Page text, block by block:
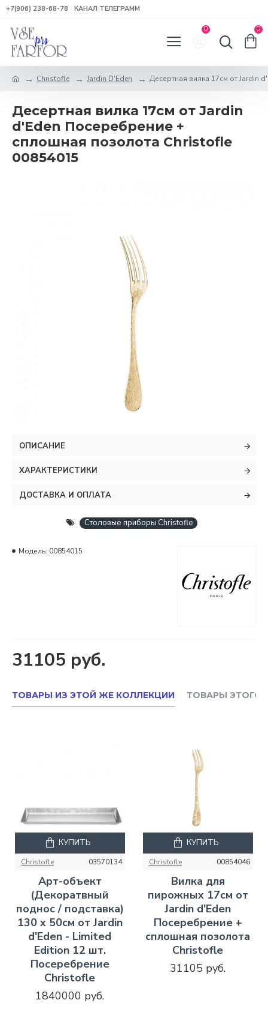
+7(906) 238-68-78 КАНАЛ ТЕЛЕГРАММ
0 0
Christofle Jardin D'Eden Десертная вилка 17см от Jardin
Десертная вилка 17см от Jardin
d'Eden Посеребрение +
сплошная позолота Christofle
00854015
ОПИСАНИЕ
ХАРАКТЕРИСТИКИ
ДОСТАВКА И ОПЛАТА
Столовые приборы Christofle
31105 руб.
Модель: 00854015
ТОВАРЫ ИЗ ЭТОЙ ЖЕ КОЛЛЕКЦИИ ТОВАРЫ ЭТОГО
Christofle 03570134
Арт-объект
(Декоратвный
поднос / подставка)
130 x 50см от Jardin
d'Eden - Limited
Edition 12 шт.
Посеребрение
Christofle
1840000 руб.
КУПИТЬ
Christofle 00854046
Вилка для
пирожных 17см от
Jardin d'Eden
Посеребрение +
сплошная позолота
Christofle
31105 руб.
КУПИТЬ